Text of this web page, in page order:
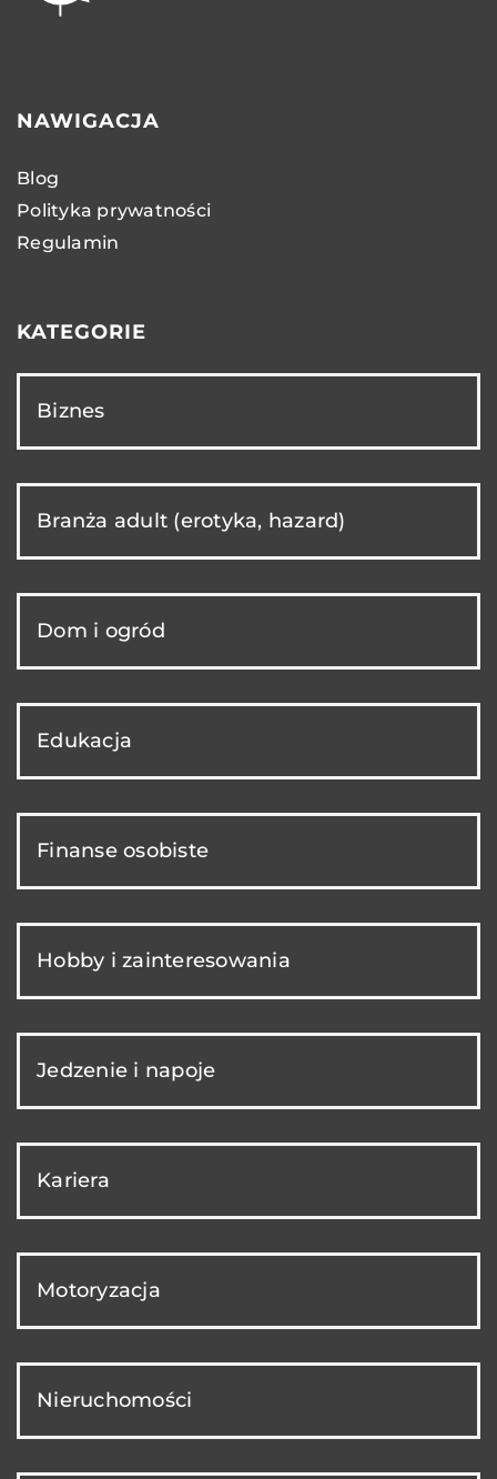
NAWIGACJA
Blog
Polityka prywatności
Regulamin
KATEGORIE
Biznes
Branża adult (erotyka, hazard)
Dom i ogród
Edukacja
Finanse osobiste
Hobby i zainteresowania
Jedzenie i napoje
Kariera
Motoryzacja
Nieruchomości